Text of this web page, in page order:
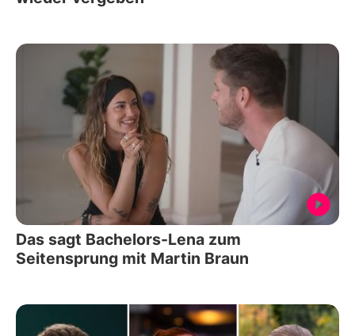
Das sagt Bachelors-Lena zum
Seitensprung mit Martin Braun